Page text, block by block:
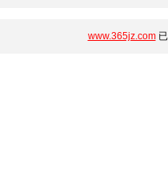
www.365jz.com已